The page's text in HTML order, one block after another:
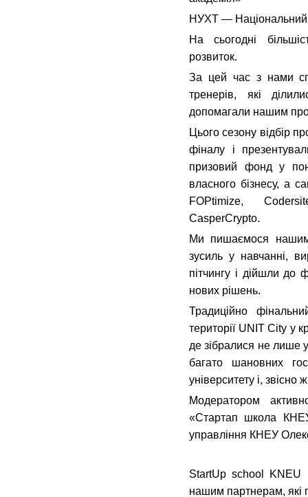
НУХТ — Національний
На сьогодні
розвиток.
За цей час з нами
тренерів, які
допомагали нашим
Цього сезону відбір
фіналу і
призовий фонд у
власного бізнесу, а
FOPtimize,
CasperCrypto.
Ми пишаємося
зусиль у навчанні,
пітчингу і дійшли до
нових рішень.
Традиційно
території UNIT City у
де зібралися не лише
багато шановних
університету і, звісно
Модератором
«Стартап школа
управління КНЕУ
StartUp school KNEU
нашим партнерам, які